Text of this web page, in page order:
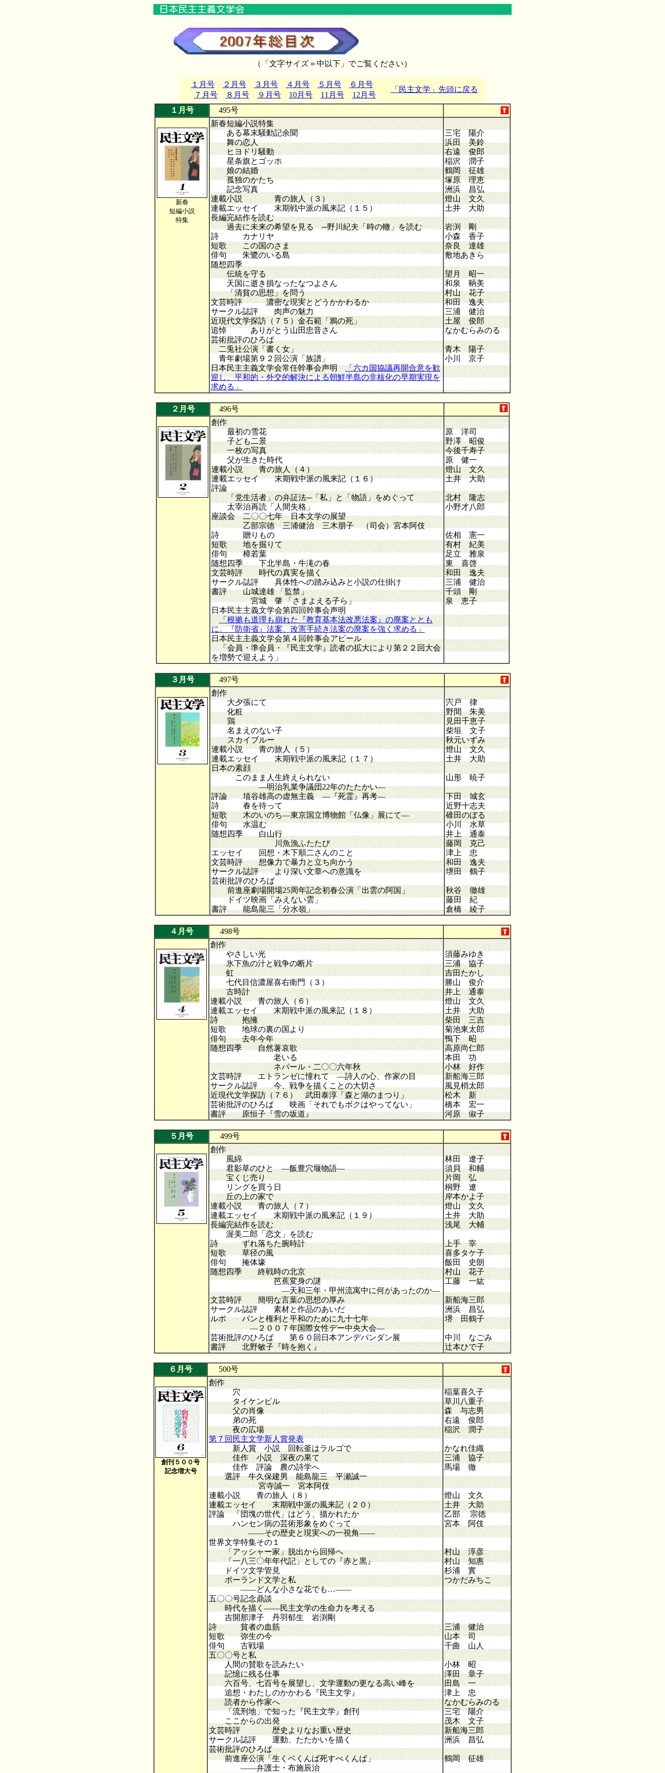
（「文字サイズ＝中以下」でご覧ください）
１月号 ２月号 ３月号 ４月号 ５月号
６月号
７月号
８月号 ９月号 10月号 11月号 12月号
「民主文学」先頭に戻る
１月号 495号
新春
短編小説
特集
新春短編小説特集
ある幕末騒動記余聞
舞の恋人
ヒヨドリ騒動
星条旗とゴッホ
娘の結婚
孤独のかたち
記念写真
連載小説 青の旅人（３）
連載エッセイ 末期戦中派の風来記（１５）
長編完結作を読む
過去に未来の希望を見る ─野川紀夫「時の轍」を読む
詩 カナリヤ
短歌 この国のさま
俳句 朱鷺のいる島
随想四季
伝統を守る
天国に逝き損なったなつよさん
「清貧の思想」を問う
文芸時評 濃密な現実とどうかかわるか
サークル誌評 肉声の魅力
近現代文学探訪（７５）金石範「鴉の死」
追悼 ありがとう山田忠音さん
芸術批評のひろば
二兎社公演「書く女」
青年劇場第９２回公演「族譜」
日本民主主義文学会常任幹事会声明「六カ国協議再開合意を歓
迎し、平和的・外交的解決による朝鮮半島の非核化の早期実現を
求める」
三宅 陽介
浜田 美鈴
右遠 俊郎
稲沢 潤子
鶴岡 征雄
塚原 理恵
洲浜 昌弘
燈山 文久
土井 大助
岩渕 剛
小森 香子
奈良 達雄
敷地あきら
望月 昭一
和泉 鞆美
村山 花子
和田 逸夫
三浦 健治
土屋 俊郎
なかむらみのる
青木 陽子
小川 京子
２月号
496号
創作
最初の雪花
子ども二景
一枚の写真
父が生きた時代
連載小説 青の旅人（４）
連載エッセイ 末期戦中派の風来記（１６）
評論
「党生活者」の弁証法─「私」と「物語」をめぐって
太宰治再読「人間失格」
座談会 二〇〇七年 日本文学の展望
乙部宗徳 三浦健治 三木朋子 （司会）宮本阿伎
詩 贈りもの
短歌 地を掘りて
俳句 樟若葉
随想四季 下北半島・牛滝の春
文芸時評 時代の真実を描く
サークル誌評 具体性への踏み込みと小説の仕掛け
書評 山城達雄 「監禁」
宮城 肇 「さまよえる子ら」
日本民主主義文学会第四回幹事会声明
「根拠も道理も崩れた『教育基本法改悪法案』の廃案ととも
に、『防衛省』法案、改憲手続き法案の廃案を強く求める」
日本民主主義文学会第４回幹事会アピール
「会員・準会員・『民主文学』読者の拡大により第２２回大会
を増勢で迎えよう」
原 洋司
野澤 昭俊
今後千寿子
原 健一
燈山 文久
土井 大助
北村 隆志
小野才八郎
佐相 憲一
有村 紀美
足立 雅泉
東 喜啓
和田 逸夫
三浦 健治
千頭 剛
泉 恵子
３月号
497号
創作
大夕張にて
化粧
鶏
名まえのない子
スカイブルー
連載小説 青の旅人（５）
連載エッセイ 末期戦中派の風来記（１７）
日本の素顔
このまま人生終えられない
―明治乳業争議団22年のたたかい―
評論 埴谷雄高の虚無主義 ―『死霊』再考―
詩 春を待って
短歌 木のいのち―東京国立博物館「仏像」展にて―
俳句 水温む
随想四季 白山行
川魚漁ふたたび
エッセイ 回想・木下順二さんのこと
文芸時評 想像力で暴力と立ち向かう
サークル誌評 より深い文章への意識を
芸術批評のひろば
前進座劇場開場25周年記念初春公演「出雲の阿国」
ドイツ映画「みえない雲」
書評 能島龍三「分水嶺」
宍戸 律
野間 朱美
見田千恵子
柴垣 文子
秋元いずみ
燈山 文久
土井 大助
山形 暁子
下田 城玄
近野十志夫
碓田のぼる
小川 水草
井上 通泰
藤岡 克己
津上 忠
和田 逸夫
堺田 鶴子
秋谷 徹雄
藤田 紀
倉橋 綾子
４月号
498号
創作
やさしい光
氷下魚の汁と戦争の断片
虹
七代目信濃屋喜右衛門（３）
古時計
連載小説 青の旅人（６）
連載エッセイ 末期戦中派の風来記（１８）
詩 抱擁
短歌 地球の裏の国より
俳句 去年今年
随想四季 自然薯哀歌
老いる
ネパール・二〇〇六年秋
文芸時評 エトランゼに憧れて ―詩人の心、作家の目
サークル誌評 今、戦争を描くことの大切さ
近現代文学探訪（７６） 武田泰淳「森と湖のまつり」
芸術批評のひろば 映画「それでもボクはやってない」
書評 原恒子『雪の坂道』
須藤みゆき
三浦 協子
吉田たかし
勝山 俊介
井上 通泰
燈山 文久
土井 大助
柴田 三吉
菊池東太郎
鴨下 昭
高原尚仁郎
本田 功
小林 好作
新船海三郎
風見梢太郎
松木 新
橋本 宏一
河原 俶子
５月号
499号
創作
風綿
君影草のひと ―飯豊穴堰物語―
宝くじ売り
リングを買う日
丘の上の家で
連載小説 青の旅人（７）
連載エッセイ 末期戦中派の風来記（１９）
長編完結作を読む
渥美二郎「恋文」を読む
詩 ずれ落ちた腕時計
短歌 草径の風
俳句 掩体壕
随想四季 終戦時の北京
芭蕉変身の謎
―天和三年・甲州流寓中に何があったのか―
文芸時評 簡明な言葉の思想の厚み
サークル誌評 素材と作品のあいだ
ルポ パンと権利と平和のために九十七年
―２００７年国際女性デー中央大会―
芸術批評のひろば 第６０回日本アンデパンダン展
書評 北野敏子『時を抱く』
林田 遼子
須貝 和輔
片岡 弘
桐野 遼
岸本かよ子
燈山 文久
土井 大助
浅尾 大輔
上手 宰
喜多タケ子
飯田 史朗
村山 花子
工藤 一紘
新船海三郎
洲浜 昌弘
堺 田鶴子
中川 なごみ
辻本ひで子
６月号 500号
創刊５００号
記念増大号
創作
穴
タイケンビル
父の肖像
弟の死
夜の広場
第７回民主文学新人賞発表
新人賞 小説 回転釜はラルゴで
佳作 小説 深夜の果て
佳作 評論 農の詩学へ
選評 牛久保建男 能島龍三 平瀬誠一
宮寺誠一 宮本阿伎
連載小説 青の旅人（８）
連載エッセイ 末期戦中派の風来記（２０）
評論 「団塊の世代」はどう、描かれたか
ハンセン病の芸術形象をめぐって
――その歴史と現実への一視角――
世界文学特集その１
「アッシャー家」脱出から回帰へ
「一八三〇年年代記」としての『赤と黒』
ドイツ文学管見
ポーランド文学と私
――どんな小さな花でも…――
五〇〇号記念鼎談
時代を描く――民主文学の生命力を考える
吉開那津子 丹羽郁生 岩渕剛
詩 貧者の血筋
短歌 弥生の今
俳句 古戦場
五〇〇号と私
人間の賛歌を読みたい
記憶に残る仕事
六百号、七百号を展望し、文学運動の更なる高い峰を
追想・わたしのかかわる『民主文学』
読者から作家へ
「流刑地」で知った『民主文学』創刊
ここからの出発
文芸時評 歴史よりなお重い歴史
サークル誌評 運動、たたかいを描く
芸術批評のひろば
前進座公演「生くベくんば死すべくんば」
――弁護士・布施辰治
稲葉喜久子
草川八重子
森 与志男
右遠 俊郎
稲沢 潤子
かなれ佳織
三浦 協子
馬場 徹
燈山 文久
土井 大助
乙部 宗徳
宮本 阿伎
村山 淳彦
村山 知惠
杉浦 實
つかだみちこ
三浦 健治
山本 司
千曲 山人
小林 昭
澤田 章子
田島 一
津上 忠
なかむらみのる
三宅 陽介
茂木 文子
新船海三郎
洲浜 昌弘
鶴岡 征雄